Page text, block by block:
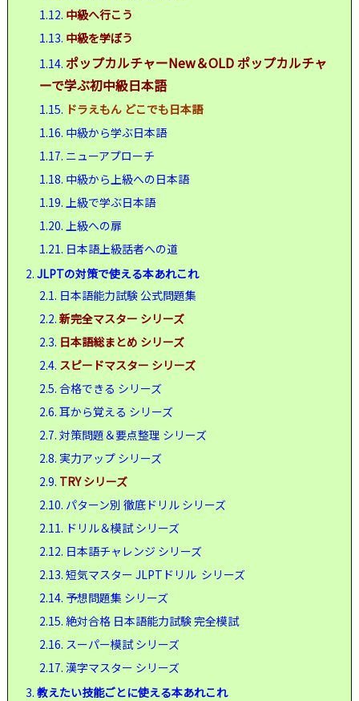
1.12. 中級へ行こう
1.13. 中級を学ぼう
1.14. ポップカルチャーNew＆OLD ポップカルチャ
ーで学ぶ初中級日本語
1.15. ドラえもん どこでも日本語
1.16. 中級から学ぶ日本語
1.17. ニューアプローチ
1.18. 中級から上級への日本語
1.19. 上級で学ぶ日本語
1.20. 上級への扉
1.21. 日本語上級話者への道
2. JLPTの対策で使える本あれこれ
2.1. 日本語能力試験 公式問題集
2.2. 新完全マスター シリーズ
2.3. 日本語総まとめ シリーズ
2.4. スピードマスター シリーズ
2.5. 合格できる シリーズ
2.6. 耳から覚える シリーズ
2.7. 対策問題＆要点整理 シリーズ
2.8. 実力アップ シリーズ
2.9. TRY シリーズ
2.10. パターン別 徹底ドリル シリーズ
2.11. ドリル＆模試 シリーズ
2.12. 日本語チャレンジ シリーズ
2.13. 短気マスター JLPTドリル シリーズ
2.14. 予想問題集 シリーズ
2.15. 絶対合格 日本語能力試験 完全模試
2.16. スーパー模試 シリーズ
2.17. 漢字マスター シリーズ
3. 教えたい技能ごとに使える本あれこれ